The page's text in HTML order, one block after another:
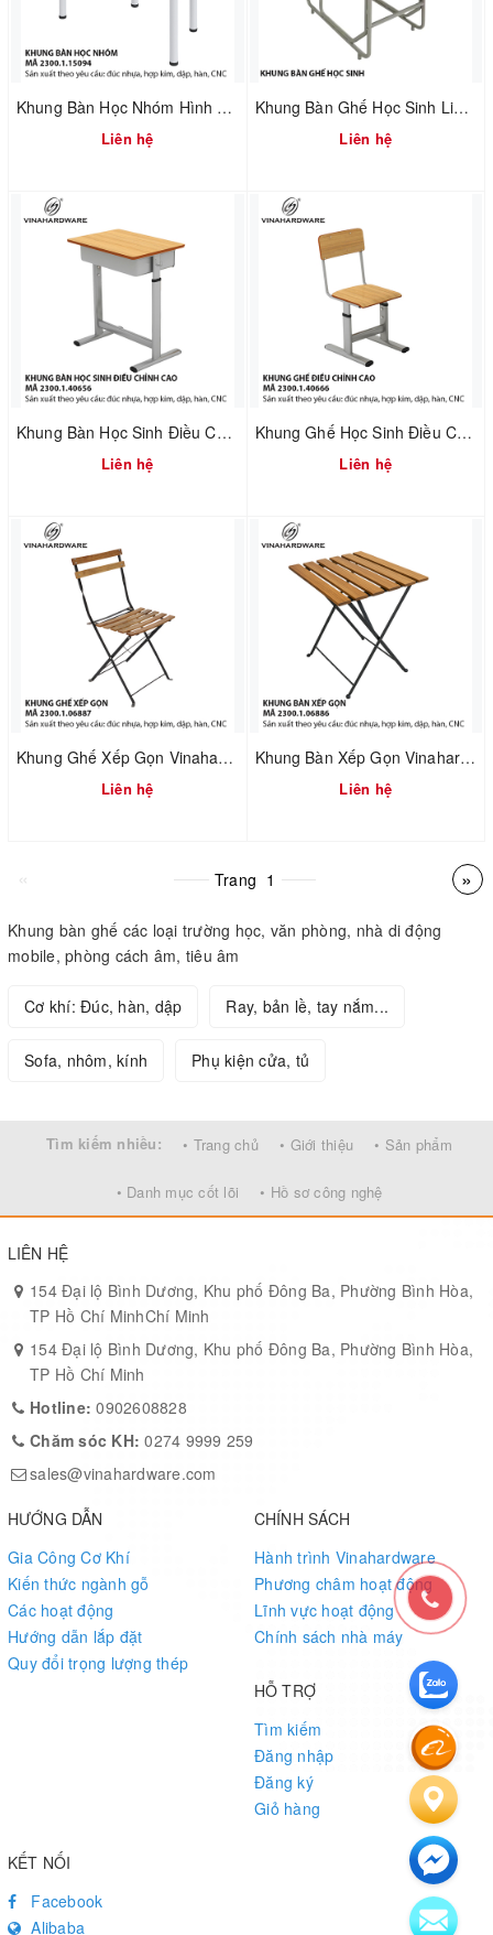
Khung Bàn Học Nhóm Hình Thang – Mã 2300.1.73050
Liên hệ
Khung Bàn Ghế Học Sinh Liền Ghế – Mã 2300.1.75094 – Tiêu Chuẩn Vinahardware
Liên hệ
Khung Bàn Học Sinh Điều Chỉnh Chiều Cao – Mã 2300.1.40656
Liên hệ
Khung Ghế Học Sinh Điều Chỉnh Chiều Cao – Mã 2300.1.40666
Liên hệ
Khung Ghế Xếp Gọn Vinahardware – Mã 2300.1.06887
Liên hệ
Khung Bàn Xếp Gọn Vinahardware – Mã 2300.1.06886
Liên hệ
« Trang 1 »
Khung bàn ghế các loại trường học, văn phòng, nhà di động
mobile, phòng cách âm, tiêu âm
Cơ khí: Đúc, hàn, dập Ray, bản lề, tay nắm...
Sofa, nhôm, kính Phụ kiện cửa, tủ
Tìm kiếm nhiều: • Trang chủ • Giới thiệu • Sản phẩm
• Danh mục cốt lõi • Hồ sơ công nghệ
LIÊN HỆ
154 Đại lộ Bình Dương, Khu phố Đông Ba, Phường Bình Hòa,
TP Hồ Chí MinhChí Minh
154 Đại lộ Bình Dương, Khu phố Đông Ba, Phường Bình Hòa,
TP Hồ Chí Minh
Hotline:0902608828
Chăm sóc KH:0274 9999 259
sales@vinahardware.com
HƯỚNG DẪN
Gia Công Cơ Khí
Kiến thức ngành gỗ
Các hoạt động
Hướng dẫn lắp đặt
Quy đổi trọng lượng thép
CHÍNH SÁCH
Hành trình Vinahardware
Phương châm hoạt động
Lĩnh vực hoạt động
Chính sách nhà máy
HỖ TRỢ
Tìm kiếm
Đăng nhập
Đăng ký
Giỏ hàng
KẾT NỐI
Facebook
Alibaba